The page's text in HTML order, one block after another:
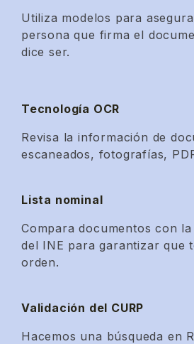
Utiliza modelos para
persona que firma el
dice ser.
Tecnología OCR
Revisa la información de
escaneados, fotografías,
Lista nominal
Compara documentos con
del INE para garantizar que
orden.
Validación del CURP
Hacemos una búsqueda en